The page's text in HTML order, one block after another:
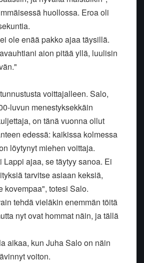
huollossa. Eroa oli
ole enää pakko ajaa täysillä.
aion pitää yllä, luulisin
voittajalleen. Salo,
luvun menestyksekkäin
on tänä vuonna ollut
edessä: kaikissa kolmessa
löytynyt miehen voittaja.
Lappi ajaa, se täytyy sanoa. Ei
tarvitse asiaan keksiä,
kovempaa", totesi Salo.
tehdä vieläkin enemmän töitä
nyt ovat hommat näin, ja tällä
aikaa, kun Juha Salo on näin
voiton.